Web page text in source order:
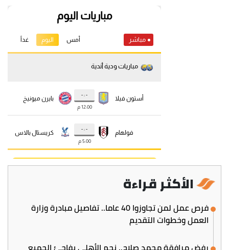
الأكثر قراءة
فرص عمل لمن تجاوزوا 40 عاما.. تفاصيل مبادرة وزارة
العمل وخطوات التقديم